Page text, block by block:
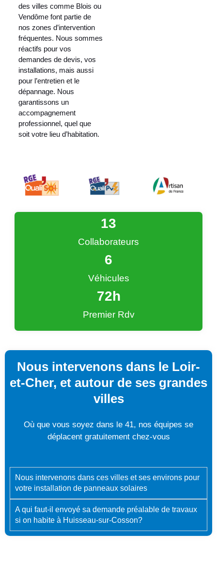
des villes comme Blois ou
Vendôme font partie de
nos zones d’intervention
fréquentes. Nous sommes
réactifs pour vos
demandes de devis, vos
installations, mais aussi
pour l’entretien et le
dépannage. Nous
garantissons un
accompagnement
professionnel, quel que
soit votre lieu d’habitation.
Collaborateurs
13
Véhicules
6
Premier Rdv
72h
Nous intervenons dans le Loir-
et-Cher, et autour de ses grandes
villes
Où que vous soyez dans le 41, nos équipes se
déplacent gratuitement chez-vous
Nous intervenons dans ces villes et ses environs pour
votre installation de panneaux solaires
A qui faut-il envoyé sa demande préalable de travaux
si on habite à Huisseau-sur-Cosson?